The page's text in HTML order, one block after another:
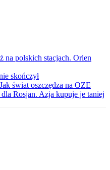
na polskich stacjach. Orlen
skończył
świat oszczędza na OZE
Rosjan. Azja kupuje je taniej